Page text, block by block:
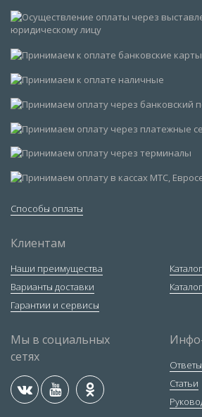
Способы оплаты
Клиентам
Наши преимущества
Варианты доставки
Гарантии и сервисы
Мы в социальных
сетях
Статьи